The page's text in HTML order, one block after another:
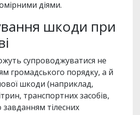
діями.
шкоди при
супроводжуватися не
громадського порядку, а й
шкоди (наприклад,
транспортних засобів,
тілесних